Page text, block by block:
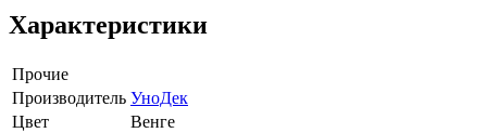
Характеристики
Прочие
Производитель УноДек
Цвет
Венге